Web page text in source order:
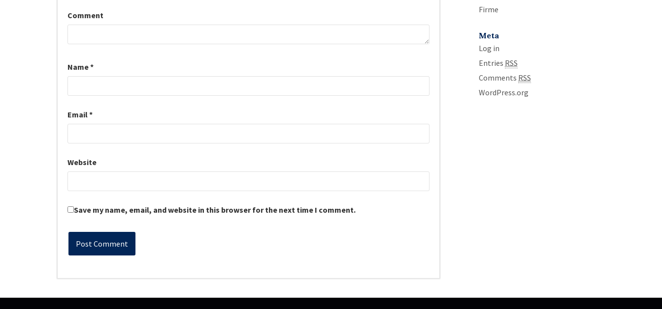
Comment
Name*
Email*
Website
Save my name, email, and website in this browser for the next time I comment.
Firme
Meta
Log in
Entries RSS
Comments RSS
WordPress.org